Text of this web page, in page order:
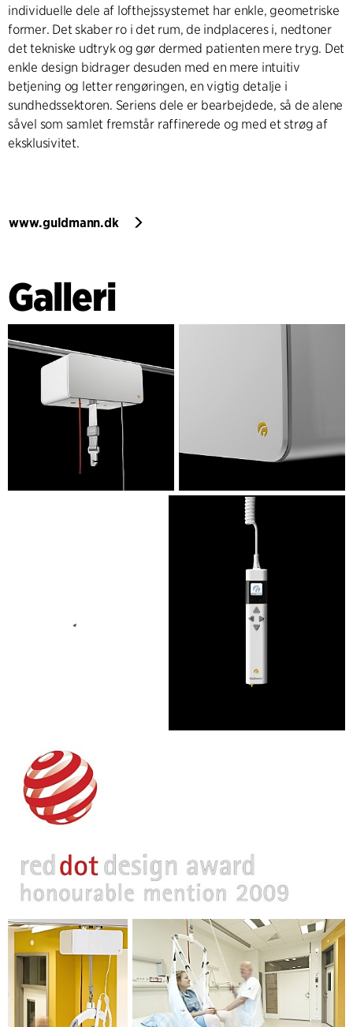
individuelle dele af lofthejssystemet har enkle, geometriske
former. Det skaber ro i det rum, de indplaceres i, nedtoner
det tekniske udtryk og gør dermed patienten mere tryg. Det
enkle design bidrager desuden med en mere intuitiv
betjening og letter rengøringen, en vigtig detalje i
sundhedssektoren. Seriens dele er bearbejdede, så de alene
såvel som samlet fremstår raffinerede og med et strøg af
eksklusivitet.
www.guldmann.dk
Galleri